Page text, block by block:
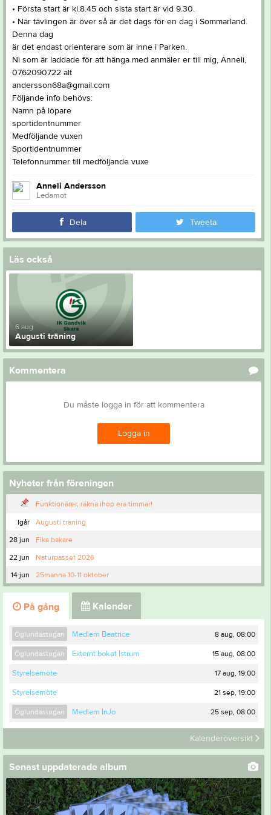
• Första start är kl.8.45 och sista start är vid 9.30.
• När tävlingen är över så är det dags för en dag i Sommarland.
Denna dag
är det endast orienterare som är inne i Parken.
Ni som är laddade för att hänga med anmäler er till mig, Anneli,
0762090722 alt
andersson68a@gmail.com
Följande info behövs:
Namn på löpare
sportidentnummer
Medföljande vuxen
Sportidentnummer
Telefonnummer till medföljande vuxe
Anneli Andersson
Ledamot
Dela Tweeta
Läs också
6 aug
Augusti träning
Kommentera
Du måste logga in för att kommentera
Logga in
Nyheter från föreningen
Funktionärer, räkna ihop era timmar!
Igår
Augusti träning
28 jun
Fika bakare
22 jun
Naturpasset 2026
14 jun
25manna 10-11 oktober
På gång Kalender
Öglundastugan Medlem Beatrice 8 aug, 08:00
Öglundastugan Externt bokat Istrum 15 aug, 08:00
Styrelsemöte 17 aug, 19:00
Styrelsemöte 21 sep, 19:00
Öglundastugan Medlem InJo 25 sep, 08:00
Kalenderöversikt
Senast uppdaterade album